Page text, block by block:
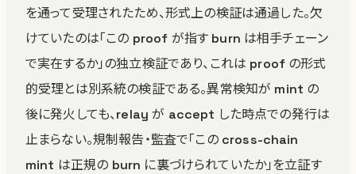
を通って受理されたため、形式上の検証は通過した。欠
けていたのは「この proof が指す burn は相手チェーン
で実在するか」の独立検証であり、これは proof の形式
的受理とは別系統の検証である。異常検知が mint の
後に発火しても、relay が accept した時点での発行は
止まらない。規制報告・監査で「この cross-chain
mint は正規の burn に裏づけられていたか」を立証す